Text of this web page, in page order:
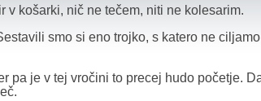
v košarki, nič ne tečem, niti ne kolesarim.
smo si eno trojko, s katero ne
pa je v tej vročini to precej hudo početje.